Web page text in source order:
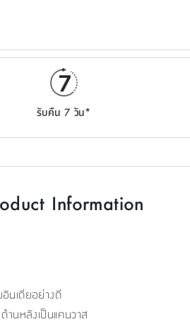
รับคืน 7 วัน*
Information
นเดียอย่างดี
นหลังเป็นแคนวาส